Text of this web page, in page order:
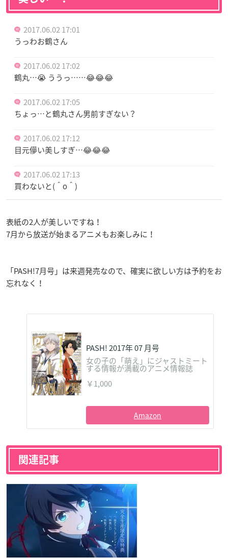
2017.06.02 17:01
うっわお鶴さん
2017.06.02 17:02
鶴丸…😭 ううっ……😂😂😂
2017.06.02 17:05
ちょっ…と鶴丸さん男前すぎない？
2017.06.02 17:12
目元儚い美しすぎ…😂😂😂
2017.06.02 17:13
買わないと(＾o＾)
表紙の2人が美しいですね！
7月から放送が始まるアニメもお楽しみに！
「PASH!7月号」は来週発売なので、確実に欲しい方は予約をお
忘れなく！
PASH! 2017年 07 月号
女の子の「萌え」にジャストミート
する情報が満載のアニメ情報誌
￥1,000
Amazon
関連記事